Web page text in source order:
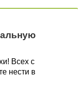
Всех с
нести в